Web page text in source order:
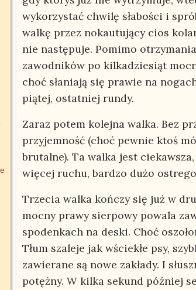
wykorzystać chwilę słabości i
walkę przez nokautujący cios
nie następuje. Pomimo
zawodników po kilkadziesiąt
choć słaniają się prawie na
piątej, ostatniej rundy.
Zaraz potem kolejna walka. Bez
przyjemność (choć pewnie ktoś
brutalne). Ta walka jest
więcej ruchu, bardzo dużo
Trzecia walka kończy się już w
mocny prawy sierpowy powala
spodenkach na deski. Choć
Tłum szaleje jak wściekłe psy,
zawierane są nowe zakłady. I
potężny. W kilka sekund później